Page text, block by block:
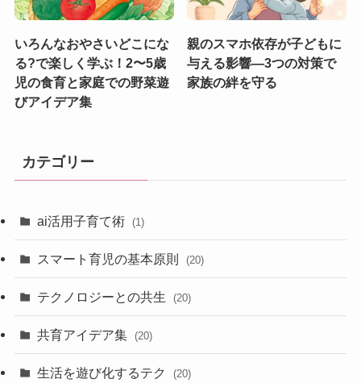
いろんなおやさいどこにな
る?で楽しく学ぶ！2〜5歳
児の食育と家庭での野菜遊
びアイデア集
親のスマホ依存が子どもに
与える影響—3つの対策で
家族の絆を守る
カテゴリー
ai活用子育て術 (1)
スマート育児の基本原則 (20)
テクノロジーとの共生 (20)
共育アイデア集 (20)
生活を遊び化するテク (20)